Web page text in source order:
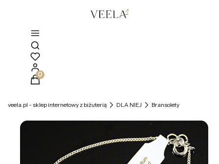
Otwórz wyszukiwarkę
Produkty w koszyku: 0. Zobacz szczegóły
veela.pl - sklep internetowy z biżuterią DLA NIEJ Bransolety